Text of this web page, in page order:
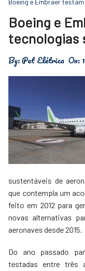
Boeing e Embraer
Boeing e
tecnologias
By:Pet Elétrica On:
sustentáveis de
que contempla um
feito em 2012 para
novas alternativas
aeronaves desde 2015.
Do ano passado
testadas entre três